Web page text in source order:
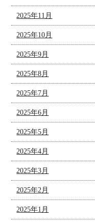
2025年11月
2025年10月
2025年9月
2025年8月
2025年7月
2025年6月
2025年5月
2025年4月
2025年3月
2025年2月
2025年1月